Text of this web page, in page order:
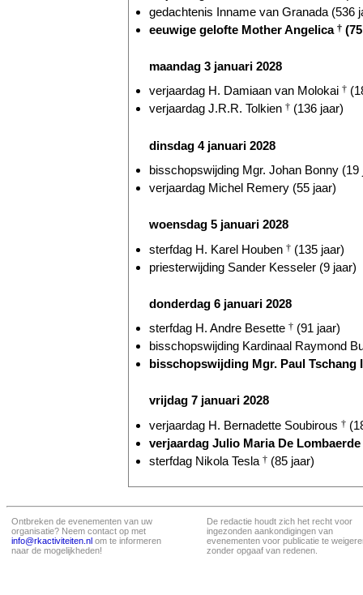
gedachtenis Inname van Granada (536
eeuwige gelofte Mother Angelica †
maandag 3 januari 2028
verjaardag H. Damiaan van Molokai †
verjaardag J.R.R. Tolkien † (136 jaar)
dinsdag 4 januari 2028
bisschopswijding Mgr. Johan Bonny (19
verjaardag Michel Remery (55 jaar)
woensdag 5 januari 2028
sterfdag H. Karel Houben † (135 jaar)
priesterwijding Sander Kesseler (9 jaar)
donderdag 6 januari 2028
sterfdag H. Andre Besette † (91 jaar)
bisschopswijding Kardinaal Raymond
bisschopswijding Mgr. Paul Tschang
vrijdag 7 januari 2028
verjaardag H. Bernadette Soubirous †
verjaardag Julio Maria De Lombaerde
sterfdag Nikola Tesla † (85 jaar)
Ontbreken de evenementen van uw
organisatie? Neem contact op met
info@rkactiviteiten.nl om te informeren
naar de mogelijkheden!
De redactie houdt zich het recht voor
ingezonden aankondigingen van
evenementen voor publicatie te
zonder opgaaf van redenen.